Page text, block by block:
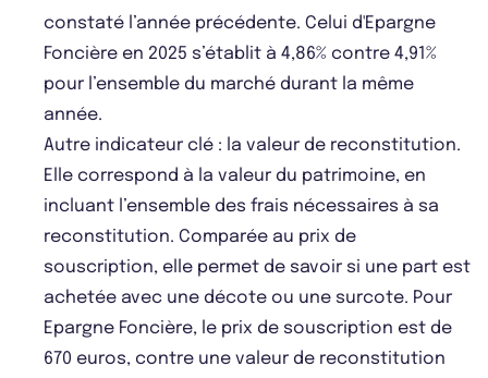
constaté l’année précédente. Celui d'Epargne
Foncière en 2025 s’établit à 4,86% contre 4,91%
pour l’ensemble du marché durant la même
année.
Autre indicateur clé : la valeur de reconstitution.
Elle correspond à la valeur du patrimoine, en
incluant l’ensemble des frais nécessaires à sa
reconstitution. Comparée au prix de
souscription, elle permet de savoir si une part est
achetée avec une décote ou une surcote. Pour
Epargne Foncière, le prix de souscription est de
670 euros, contre une valeur de reconstitution